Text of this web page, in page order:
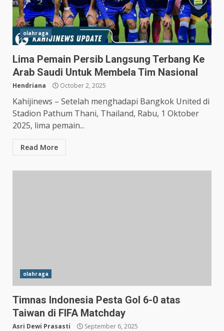
olahraga
Lima Pemain Persib Langsung Terbang Ke
Arab Saudi Untuk Membela Tim Nasional
Hendriana October 2, 2025
Kahijinews – Setelah menghadapi Bangkok United di
Stadion Pathum Thani, Thailand, Rabu, 1 Oktober
2025, lima pemain...
Read More
olahraga
Timnas Indonesia Pesta Gol 6-0 atas
Taiwan di FIFA Matchday
Asri Dewi Prasasti September 6, 2025